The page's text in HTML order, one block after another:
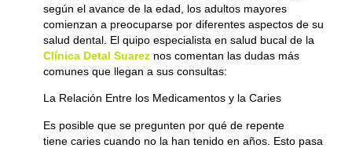
según el avance de la edad, los adultos mayores
comienzan a preocuparse por diferentes aspectos de su
salud dental. El quipo especialista en salud bucal de la
Clínica Detal Suarez nos comentan las dudas más
comunes que llegan a sus consultas:
La Relación Entre los Medicamentos y la Caries
Es posible que se pregunten por qué de repente
tiene caries cuando no la han tenido en años. Esto pasa